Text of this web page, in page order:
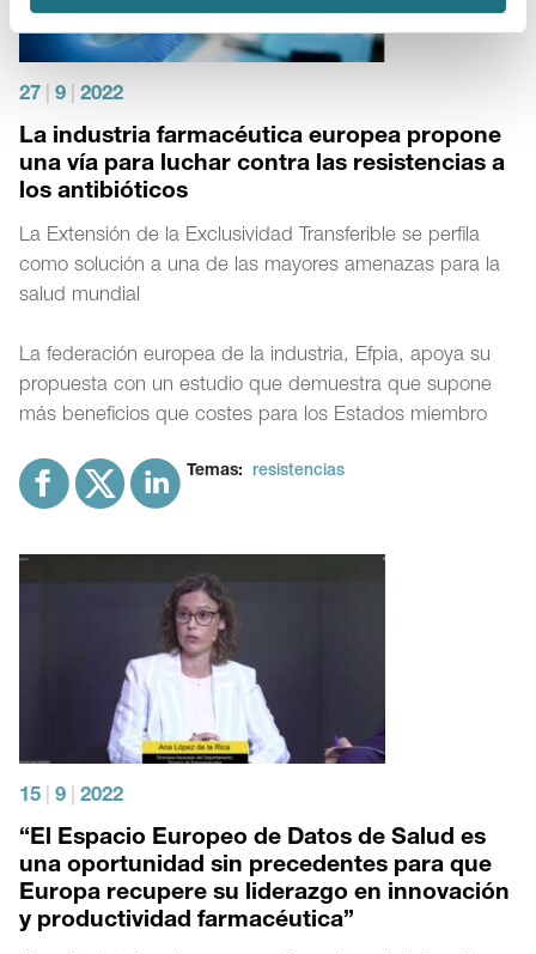
27 9 2022
La industria farmacéutica europea propone
una vía para luchar contra las resistencias a
los antibióticos
La Extensión de la Exclusividad Transferible se perfila
como solución a una de las mayores amenazas para la
salud mundial
La federación europea de la industria, Efpia, apoya su
propuesta con un estudio que demuestra que supone
más beneficios que costes para los Estados miembro
Temas: resistencias
15 9 2022
“El Espacio Europeo de Datos de Salud es
una oportunidad sin precedentes para que
Europa recupere su liderazgo en innovación
y productividad farmacéutica”